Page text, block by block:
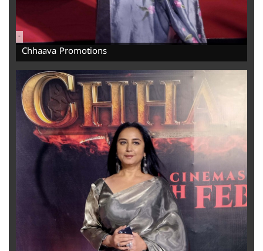
-
Chhaava Promotions